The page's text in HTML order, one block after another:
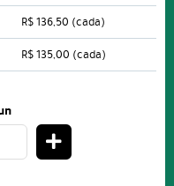
R$ 136,50 (cada)
R$ 135,00 (cada)